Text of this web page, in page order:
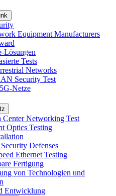
Equipment Manufacturers
Lösungen
Tests
Networks
Security Test
Netze
Center Networking Test
Optics Testing
Defenses
Ethernet Testing
Fertigung
von Technologien und
Entwicklung